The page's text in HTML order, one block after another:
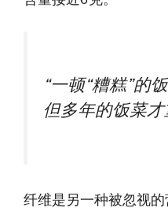
“一顿“糟糕”的
但多年的饭菜才
纤维是另一种被忽视